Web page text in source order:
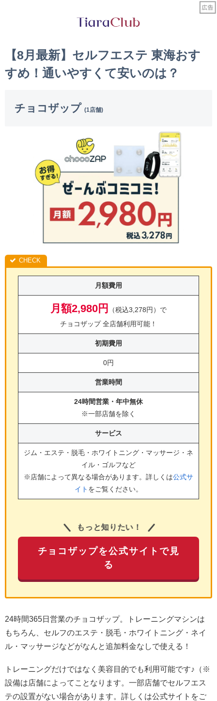
【8月最新】セルフエステ 東海おす
すめ！通いやすくて安いのは？
チョコザップ (1店舗)
月額費用
月額2,980円
（税込3,278円）で
チョコザップ 全店舗利用可能！
初期費用
0円
営業時間
24時間営業・年中無休
※一部店舗を除く
サービス
ジム・エステ・脱毛・ホワイトニング・マッサージ・ネ
イル・ゴルフなど
※店舗によって異なる場合があります。詳しくは公式サ
イト をご覧ください。
もっと知りたい！
チョコザップを公式サイトで見
る
24時間365日営業のチョコザップ。トレーニングマシンは
もちろん、セルフのエステ・脱毛・ホワイトニング・ネイ
ル・マッサージなどがなんと追加料金なしで使える！
トレーニングだけではなく美容目的でも利用可能です♪（※
設備は店舗によってことなります。一部店舗でセルフエス
テの設置がない場合があります。詳しくは公式サイトをご